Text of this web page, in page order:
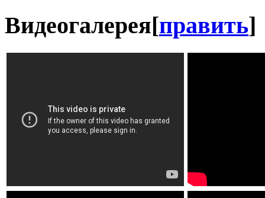
Видеогалерея[править]